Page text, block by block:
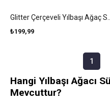
₺199,99
1
Hangi Yılbaşı Ağacı
Mevcuttur?